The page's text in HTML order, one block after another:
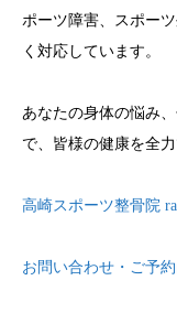
ポーツ障害、 スポー
く対応しています。
あなたの身体の悩み
で、皆様の健康を全
高崎スポーツ整骨院
お問い合わせ・ご予